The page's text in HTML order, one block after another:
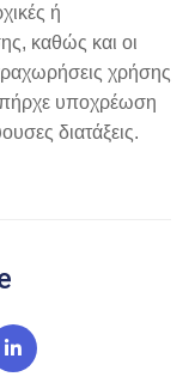
ή
καθώς και οι
χρήσης
υποχρέωση
διατάξεις.